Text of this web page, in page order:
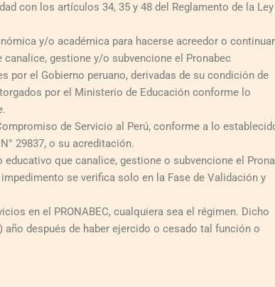
con los artículos 34, 35 y 48 del Reglamento de la Ley
y/o académica para hacerse acreedor o continuar
gestione y/o subvencione el Pronabec
por el Gobierno peruano, derivadas de su condición de
por el Ministerio de Educación conforme lo
de Servicio al Perú, conforme a lo
29837, o su acreditación.
que canalice, gestione o subvencione el
se verifica solo en la Fase de Validación y
en el PRONABEC, cualquiera sea el régimen. Dicho
después de haber ejercido o cesado tal función o